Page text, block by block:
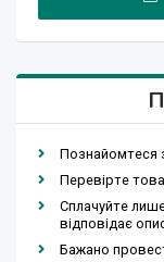
Познайомтеся
Перевірте
Сплачуйте
відповідає
Бажано